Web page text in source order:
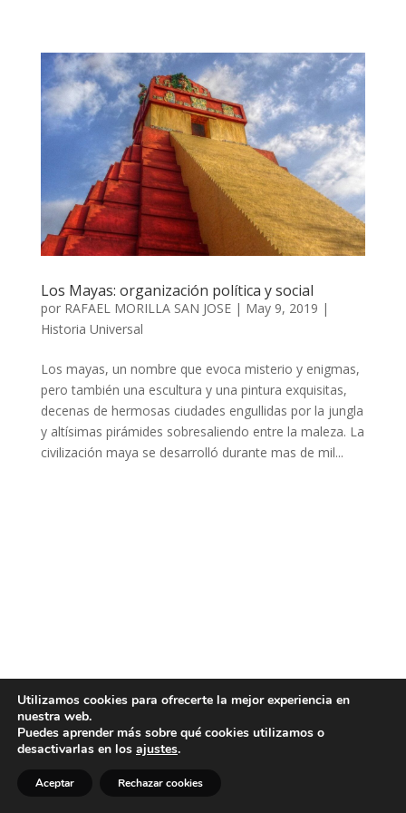
Los Mayas: organización política y social
por RAFAEL MORILLA SAN JOSE| May 9, 2019 |
Historia Universal
Los mayas, un nombre que evoca misterio y enigmas,
pero también una escultura y una pintura exquisitas,
decenas de hermosas ciudades engullidas por la jungla
y altísimas pirámides sobresaliendo entre la maleza. La
civilización maya se desarrolló durante mas de mil...
Utilizamos cookies para ofrecerte la mejor experiencia en
nuestra web.
Puedes aprender más sobre qué cookies utilizamos o
desactivarlas en los ajustes.
Aceptar Rechazar cookies